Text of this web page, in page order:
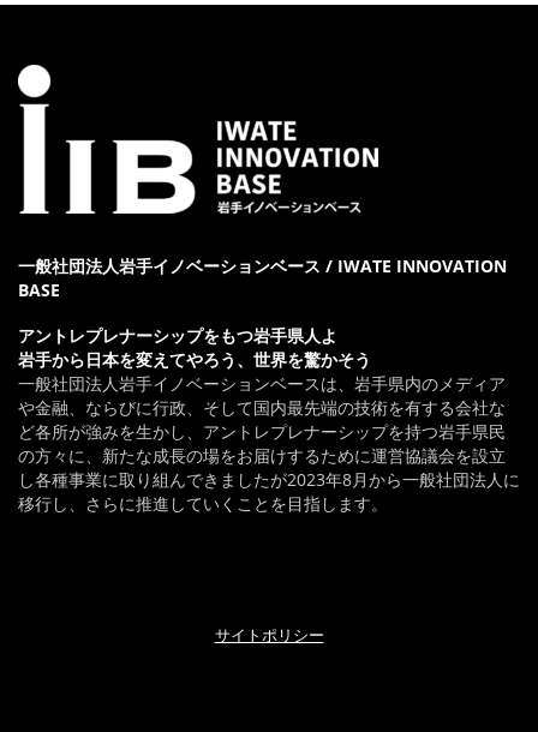
一般社団法人岩手イノベーションベース / IWATE INNOVATION
BASE
アントレプレナーシップをもつ岩手県人よ
岩手から日本を変えてやろう、世界を驚かそう
一般社団法人岩手イノベーションベースは、岩手県内のメディア
や金融、ならびに行政、そして国内最先端の技術を有する会社な
ど各所が強みを生かし、アントレプレナーシップを持つ岩手県民
の方々に、新たな成長の場をお届けするために運営協議会を設立
し各種事業に取り組んできましたが2023年8月から一般社団法人に
移行し、さらに推進していくことを目指します。
サイトポリシー